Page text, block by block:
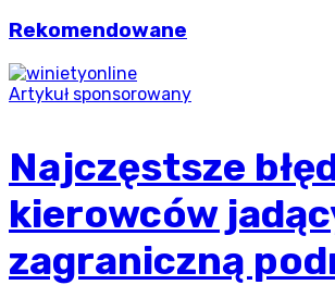
Rekomendowane
Artykuł sponsorowany
Najczęstsze
kierowców
zagraniczną